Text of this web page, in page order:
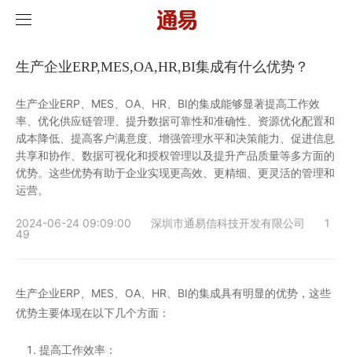
首页
产品介绍
产品特色
功能介绍
产品系列
解决方案
行业方案
实施服务
新闻中心
产品方案
关于通易
生产企业ERP,MES,OA,HR,BI集成有什么优势？
生产企业ERP、MES、OA、HR、BI的集成能够显著提高工作效
率、优化供应链管理、提升数据可靠性和准确性、资源优化配置和
成本降低、提高客户满意度、增强管理水平和决策能力、促进信息
共享和协作、数据可视化和授权管理以及提升产品质量等多方面的
优势。这些优势有助于企业实现更高效、更精细、更灵活的管理和
运营。
2024-06-24 09:09:00 深圳市通易信科技开发有限公司
1
49
生产企业ERP、MES、OA、HR、BI的集成具有明显的优势，这些
优势主要体现在以下几个方面：
提高工作效率 ：